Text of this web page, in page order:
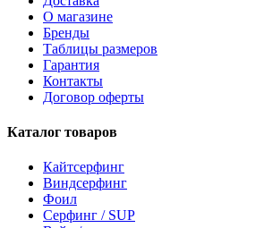
О магазине
Бренды
Таблицы размеров
Гарантия
Контакты
Договор оферты
Каталог товаров
Кайтсерфинг
Виндсерфинг
Фоил
Серфинг / SUP